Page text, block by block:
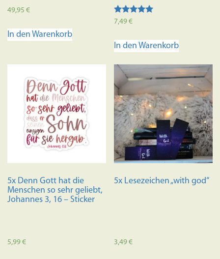
49,95 €
In den Warenkorb
Bewertet mit
7,49€
In den Warenkorb
5x Denn Gott hat die
Menschen so sehr geliebt,
Johannes 3, 16 – Sticker
5,99€
5x Lesezeichen „with god“
3,49€